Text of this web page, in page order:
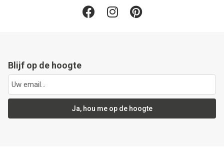
Blijf op de hoogte
Ja, hou me op de hoogte